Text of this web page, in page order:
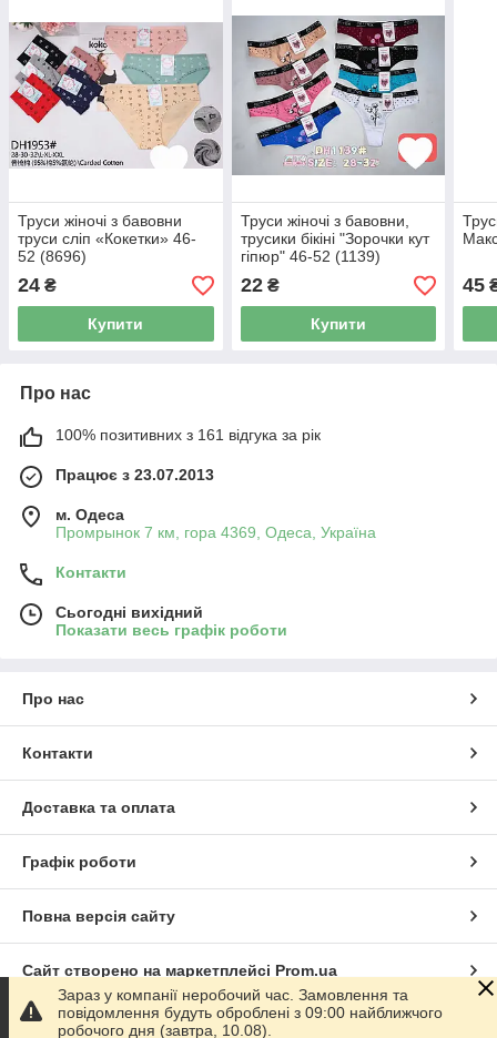
Труси жіночі з бавовни
труси сліп «Кокетки» 46-
52 (8696)
24 ₴
Купити
Труси жіночі з бавовни,
трусики бікіні "Зорочки кут
гіпюр" 46-52 (1139)
22₴
Купити
45
Про нас
100% позитивних з 161 відгука за рік
Працює з 23.07.2013
м. Одеса
Промрынок 7 км, гора 4369, Одеса, Україна
Контакти
Сьогодні вихідний
Показати весь графік роботи
Про нас
Контакти
Доставка та оплата
Графік роботи
Повна версія сайту
Сайт створено на маркетплейсі Prom.ua
Політика конфіденційності
Зараз у компанії неробочий час. Замовлення та
повідомлення будуть оброблені з 09:00 найближчого
робочого дня (завтра, 10.08).